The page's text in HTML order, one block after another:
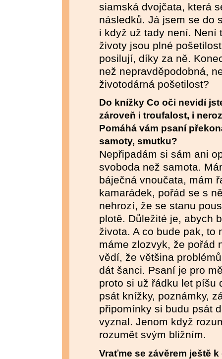
siamská dvojčata, která
následků. Já jsem se do
i když už tady není. Není
životy jsou plné
posilují, díky za ně.
než nepravděpodobná,
životodárná pošetilost?
Do knížky Co oči nevidí
zároveň i troufalost, i
Pomáhá vám psaní
samoty, smutku?
Nepřipadám si sám ani
svoboda než samota.
báječná vnoučata, mám
kamarádek, pořád se s
nehrozí, že se stanu
plotě. Důležité je, abych
života. A co bude pak, to
máme zlozvyk, že pořád
vědí, že většina
dát šanci. Psaní je pro
proto si už řádku let píšu
psát knížky, poznámky,
připomínky si budu psát
vyznal. Jenom když
rozumět svým bližním.
Vraťme se závěrem ještě